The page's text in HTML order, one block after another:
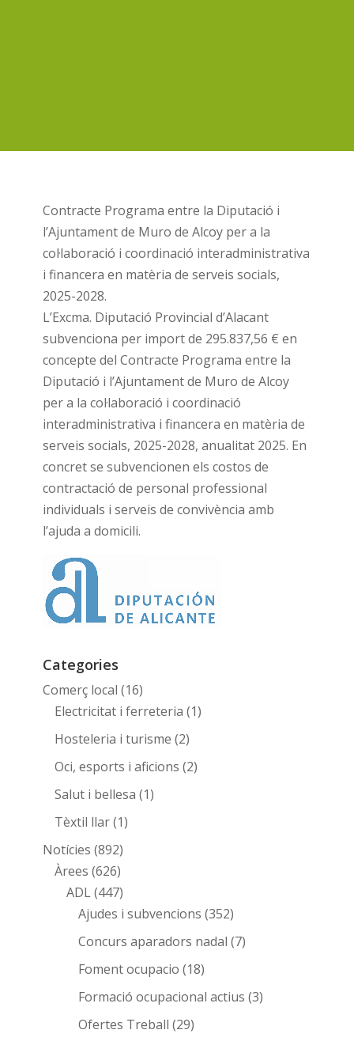
Contracte Programa entre la Diputació i
l’Ajuntament de Muro de Alcoy per a la
col·laboració i coordinació interadministrativa
i financera en matèria de serveis socials,
2025-2028.
L’Excma. Diputació Provincial d’Alacant
subvenciona per import de 295.837,56 € en
concepte del Contracte Programa entre la
Diputació i l’Ajuntament de Muro de Alcoy
per a la col·laboració i coordinació
interadministrativa i financera en matèria de
serveis socials, 2025-2028, anualitat 2025. En
concret se subvencionen els costos de
contractació de personal professional
individuals i serveis de convivència amb
l’ajuda a domicili.
Categories
Comerç local (16)
Electricitat i ferreteria (1)
Hosteleria i turisme (2)
Oci, esports i aficions (2)
Salut i bellesa (1)
Tèxtil llar(1)
Notícies (892)
Àrees (626)
ADL(447)
Ajudes i subvencions (352)
Concurs aparadors nadal (7)
Foment ocupacio (18)
Formació ocupacional actius (3)
Ofertes Treball (29)